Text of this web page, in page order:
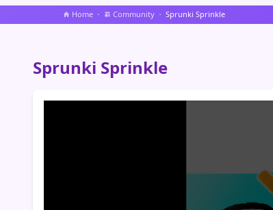
Home Community Sprunki Sprinkle
Sprunki Sprinkle